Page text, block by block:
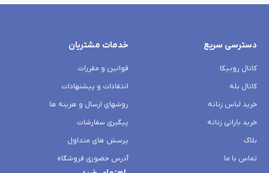
دسترسی سریع
کانال روبیکا
کانال بله
خرید لباس زنانه
خرید بارانی زنانه
بلاگ
تماس با ما
خدمات مشتریان
قوانین و مقررات
انتقادات و پیشنهادات
روشهای ارسال و هزینه ها
پیگیری سفارشات
پرسش های متداول
آدرس حضوری فروشگاه